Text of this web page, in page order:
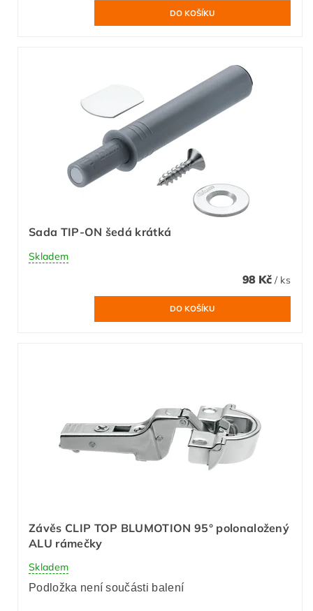
Sada TIP-ON šedá krátká
Skladem
98 Kč / ks
Závěs CLIP TOP BLUMOTION 95° polonaložený
ALU rámečky
Skladem
Podložka není součásti balení